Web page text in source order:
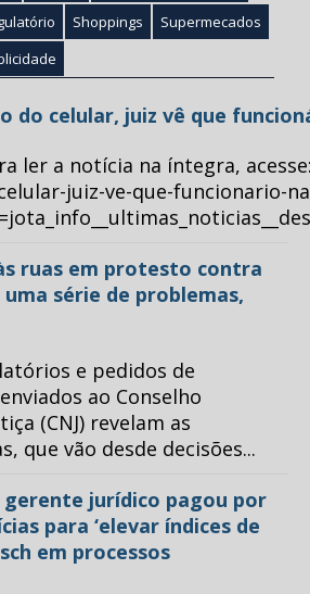
Shoppings
Supermecados
do celular, juiz vê que
ler a notícia na íntegra,
juiz-ve-que-funcionario-
ruas em protesto contra
série de problemas,
e pedidos de
ao Conselho
(CNJ) revelam as
que vão desde decisões...
gerente jurídico pagou por
para ‘elevar índices de
em processos